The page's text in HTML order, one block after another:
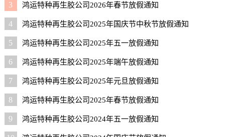
3 鸿运特种再生胶公司2026年春节放假通知
4 鸿运特种再生胶公司2025年国庆节中秋节放假通知
5 鸿运特种再生胶公司2025年五一放假通知
6 鸿运特种再生胶公司2025年端午放假通知
7 鸿运特种再生胶公司2025年元旦放假通知
8 鸿运特种再生胶公司2025年春节放假通知
9 鸿运特种再生胶公司2024年五一放假通知